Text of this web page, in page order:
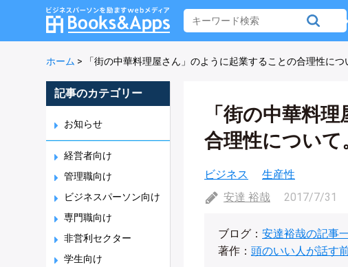
ホーム > 「街の中華料理屋さん」のように起業することの合理性につ
記事のカテゴリー
お知らせ
経営者向け
管理職向け
ビジネスパーソン向け
専門職向け
非営利セクター
学生向け
「街の中華料
合理性について
ビジネス
生産性
安達 裕哉
2017/7/31
ブログ： 安達裕哉の記事
著作： 頭のいい人が話す